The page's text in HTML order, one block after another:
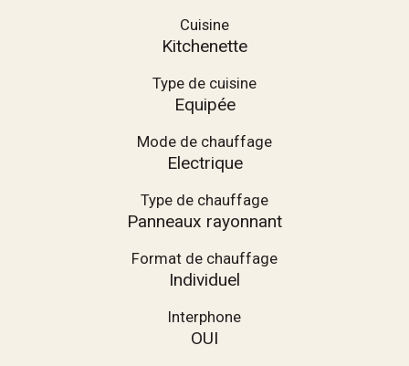
Cuisine
Kitchenette
Type de cuisine
Equipée
Mode de chauffage
Electrique
Type de chauffage
Panneaux rayonnant
Format de chauffage
Individuel
Interphone
OUI